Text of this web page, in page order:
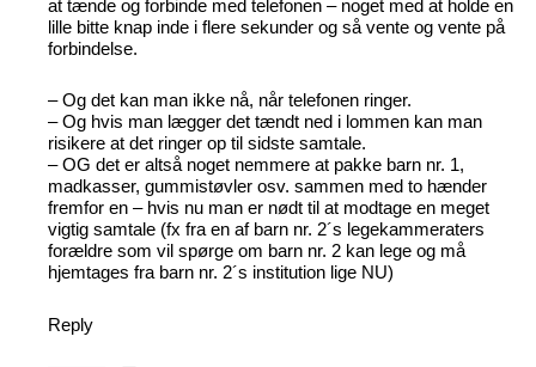
at tænde og forbinde med telefonen – noget med at holde en
lille bitte knap inde i flere sekunder og så vente og vente på
forbindelse.
– Og det kan man ikke nå, når telefonen ringer.
– Og hvis man lægger det tændt ned i lommen kan man
risikere at det ringer op til sidste samtale.
– OG det er altså noget nemmere at pakke barn nr. 1,
madkasser, gummistøvler osv. sammen med to hænder
fremfor en – hvis nu man er nødt til at modtage en meget
vigtig samtale (fx fra en af barn nr. 2´s legekammeraters
forældre som vil spørge om barn nr. 2 kan lege og må
hjemtages fra barn nr. 2´s institution lige NU)
Reply